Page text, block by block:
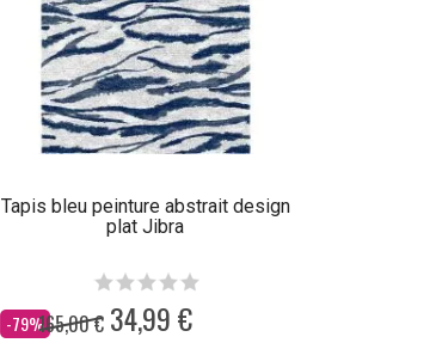
Tapis bleu peinture abstrait design
plat Jibra
-79%
Dès 165,00 € 34,99 €